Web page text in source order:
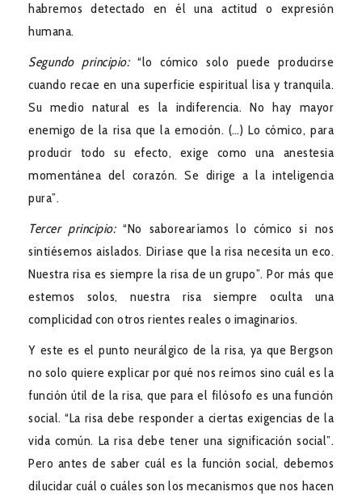
habremos detectado en él una actitud o expresión
humana.
Segundo principio:“lo cómico solo puede producirse
cuando recae en una superficie espiritual lisa y tranquila.
Su medio natural es la indiferencia. No hay mayor
enemigo de la risa que la emoción. (…) Lo cómico, para
producir todo su efecto, exige como una anestesia
momentánea del corazón. Se dirige a la inteligencia
pura”.
Tercer principio:“No saborearíamos lo cómico si nos
sintiésemos aislados. Diríase que la risa necesita un eco.
Nuestra risa es siempre la risa de un grupo”. Por más que
estemos solos, nuestra risa siempre oculta una
complicidad con otros rientes reales o imaginarios.
Y este es el punto neurálgico de la risa, ya que Bergson
no solo quiere explicar por qué nos reímos sino cuál es la
función útil de la risa, que para el filósofo es una función
social. “La risa debe responder a ciertas exigencias de la
vida común. La risa debe tener una significación social”.
Pero antes de saber cuál es la función social, debemos
dilucidar cuál o cuáles son los mecanismos que nos hacen